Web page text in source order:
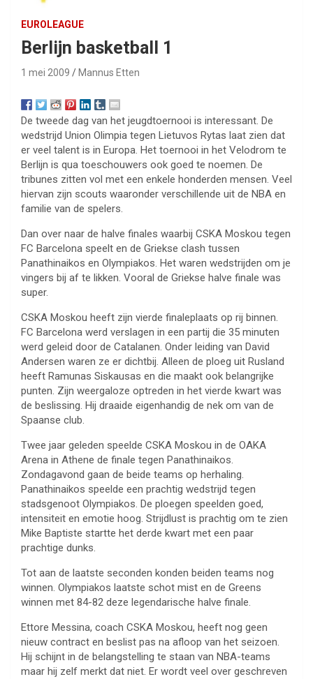
EUROLEAGUE
Berlijn basketball 1
1 mei 2009 Mannus Etten
De tweede dag van het jeugdtoernooi is interessant. De
wedstrijd Union Olimpia tegen Lietuvos Rytas laat zien dat
er veel talent is in Europa. Het toernooi in het Velodrom te
Berlijn is qua toeschouwers ook goed te noemen. De
tribunes zitten vol met een enkele honderden mensen. Veel
hiervan zijn scouts waaronder verschillende uit de NBA en
familie van de spelers.
Dan over naar de halve finales waarbij CSKA Moskou tegen
FC Barcelona speelt en de Griekse clash tussen
Panathinaikos en Olympiakos. Het waren wedstrijden om je
vingers bij af te likken. Vooral de Griekse halve finale was
super.
CSKA Moskou heeft zijn vierde finaleplaats op rij binnen.
FC Barcelona werd verslagen in een partij die 35 minuten
werd geleid door de Catalanen. Onder leiding van David
Andersen waren ze er dichtbij. Alleen de ploeg uit Rusland
heeft Ramunas Siskausas en die maakt ook belangrijke
punten. Zijn weergaloze optreden in het vierde kwart was
de beslissing. Hij draaide eigenhandig de nek om van de
Spaanse club.
Twee jaar geleden speelde CSKA Moskou in de OAKA
Arena in Athene de finale tegen Panathinaikos.
Zondagavond gaan de beide teams op herhaling.
Panathinaikos speelde een prachtig wedstrijd tegen
stadsgenoot Olympiakos. De ploegen speelden goed,
intensiteit en emotie hoog. Strijdlust is prachtig om te zien
Mike Baptiste startte het derde kwart met een paar
prachtige dunks.
Tot aan de laatste seconden konden beiden teams nog
winnen. Olympiakos laatste schot mist en de Greens
winnen met 84-82 deze legendarische halve finale.
Ettore Messina, coach CSKA Moskou, heeft nog geen
nieuw contract en beslist pas na afloop van het seizoen.
Hij schijnt in de belangstelling te staan van NBA-teams
maar hij zelf merkt dat niet. Er wordt veel over geschreven